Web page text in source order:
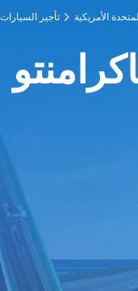
تأجير السيارات الأمريكية